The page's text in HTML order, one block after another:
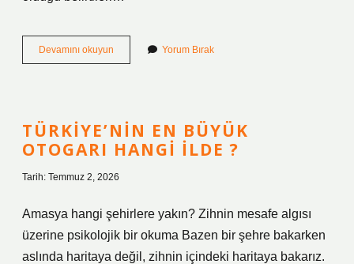
Devamını okuyun
karnında
bebeğin
öldüğü
belirtileri
?
Yorum Bırak
TÜRKIYE’NIN EN BÜYÜK
OTOGARI HANGI ILDE ?
Tarih: Temmuz 2, 2026
Amasya hangi şehirlere yakın? Zihnin mesafe algısı
üzerine psikolojik bir okuma Bazen bir şehre bakarken
aslında haritaya değil, zihnin içindeki haritaya bakarız.